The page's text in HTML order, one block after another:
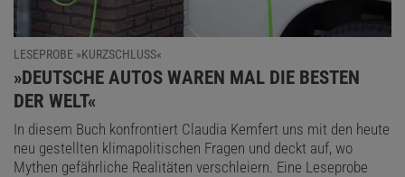
LESEPROBE »KURZSCHLUSS«
:
»DEUTSCHE AUTOS WAREN MAL DIE BESTEN
DER WELT«
In diesem Buch konfrontiert Claudia Kemfert uns mit den heute
neu gestellten klimapolitischen Fragen und deckt auf, wo
Mythen gefährliche Realitäten verschleiern. Eine Leseprobe